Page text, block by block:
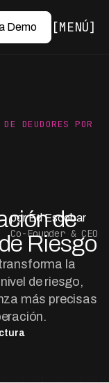
Demo MENÚ
DEUDORES POR
de
Riesgo
la
de riesgo,
más precisas
por Ed Escobar
Co-Founder & CEO